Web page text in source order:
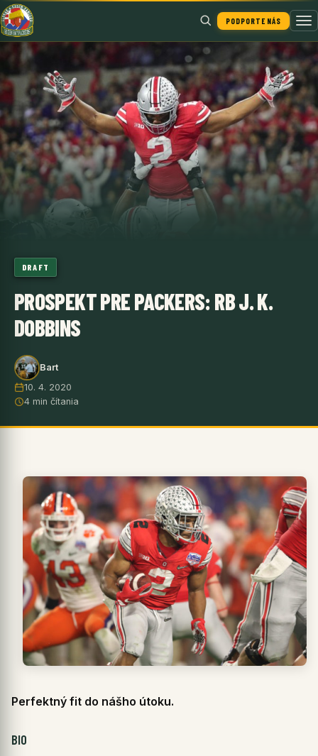
PODPORTE NÁS
Hľadať
DRAFT
PROSPEKT PRE PACKERS: RB J. K.
DOBBINS
Bart
10. 4. 2020
4 min čítania
Perfektný fit do nášho útoku.
BIO